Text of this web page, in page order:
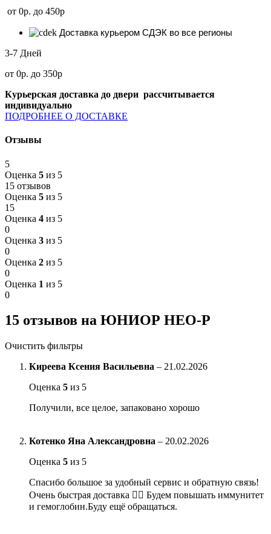
от 0р. до 450р
Доставка курьером СДЭК во все регионы
3-7 Дней
от 0р. до 350р
Курьерская доставка до двери рассчитывается
индивидуально
ПОДРОБНЕЕ О ДОСТАВКЕ
Отзывы
5
Оценка 5 из 5
15 отзывов
Оценка 5 из 5
15
Оценка 4 из 5
0
Оценка 3 из 5
0
Оценка 2 из 5
0
Оценка 1 из 5
0
15 отзывов на ЮНИОР НЕО-Р
Очистить фильтры
Киреева Ксения Васильевна – 21.02.2026
Оценка 5 из 5
Получили, все целое, запаковано хорошо
Котенко Яна Александровна – 20.02.2026
Оценка 5 из 5
Спасибо большое за удобный сервис и обратную связь!
Очень быстрая доставка 👍🏻 Будем повышать иммунитет
и гемоглобин.Буду ещё обращаться.